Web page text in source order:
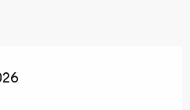
agosto 2026